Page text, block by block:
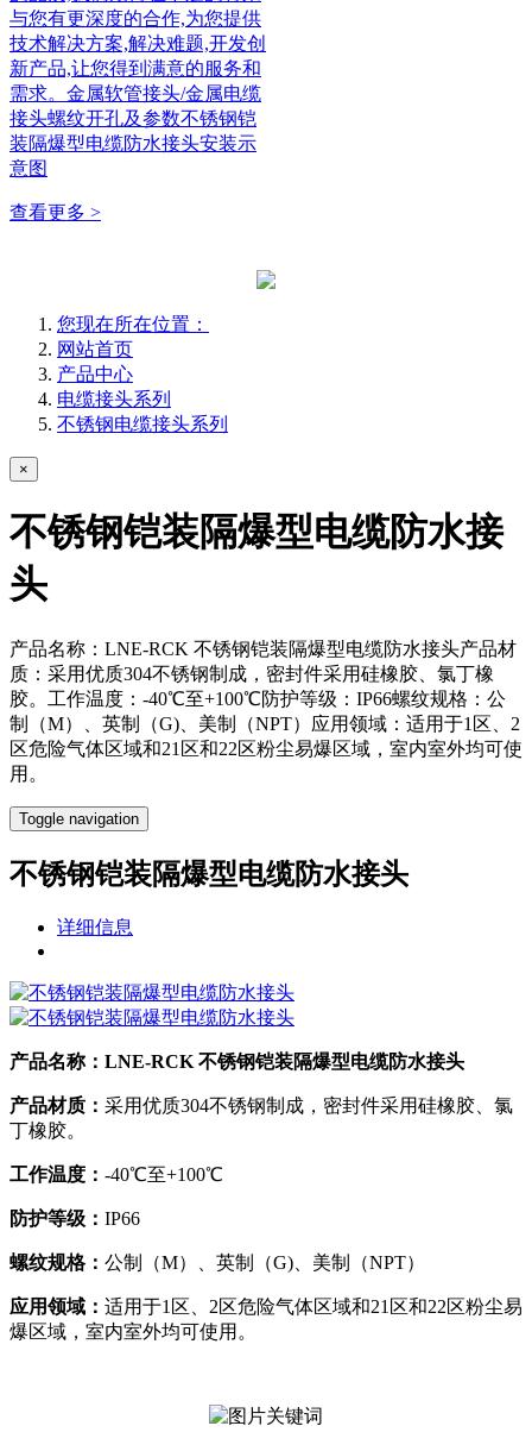
与您有更深度的合作,为您提供
技术解决方案,解决难题,开发创
新产品,让您得到满意的服务和
需求。金属软管接头/金属电缆
接头螺纹开孔及参数不锈钢铠
装隔爆型电缆防水接头安装示
意图
查看更多 >
您现在所在位置：
网站首页
产品中心
电缆接头系列
不锈钢电缆接头系列
×
不锈钢铠装隔爆型电缆防水接
头
产品名称：LNE-RCK 不锈钢铠装隔爆型电缆防水接头产品材
质：采用优质304不锈钢制成，密封件采用硅橡胶、氯丁橡
胶。工作温度：-40℃至+100℃防护等级：IP66螺纹规格：公
制（M）、英制（G)、美制（NPT）应用领域：适用于1区、2
区危险气体区域和21区和22区粉尘易爆区域，室内室外均可使
用。
Toggle navigation
不锈钢铠装隔爆型电缆防水接头
详细信息
产品名称： LNE-RCK 不锈钢铠装隔爆型电缆防水接头
产品材质： 采用优质304不锈钢制成，密封件采用硅橡胶、氯
丁橡胶。
工作温度： -40℃至+100℃
防护等级： IP66
螺纹规格： 公制（M）、英制（G)、美制（NPT）
应用领域： 适用于1区、2区危险气体区域和21区和22区粉尘易
爆区域，室内室外均可使用。